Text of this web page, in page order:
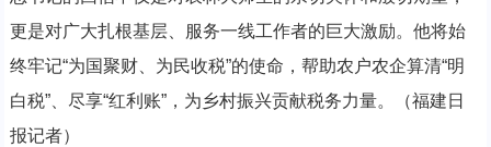
更是对广大扎根基层、服务一线工作者的巨大激励。他将始
终牢记“为国聚财、为民收税”的使命，帮助农户农企算清“明
白税”、尽享“红利账”，为乡村振兴贡献税务力量。（福建日
报记者）